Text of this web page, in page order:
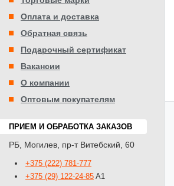
Оплата и доставка
Обратная связь
Подарочный сертификат
Вакансии
О компании
Оптовым покупателям
ПРИЕМ И ОБРАБОТКА ЗАКАЗОВ
РБ Могилев пр-т Витебский, 60
+375 (222) 781-777
+375 (29) 122-24-85 A1